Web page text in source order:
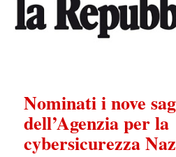
Nominati i nove
dell’Agenzia per la
cybersicurezza